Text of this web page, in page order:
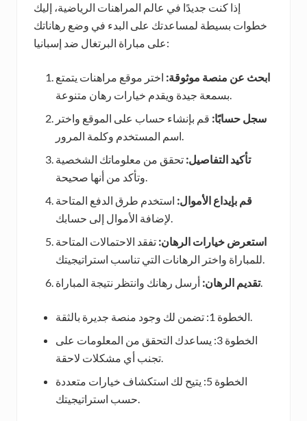
إذا كنت جديدًا في عالم المراهنات الرياضية، إليك
خطوات بسيطة لمساعدتك على البدء في وضع رهاناتك
على مباراة البرتغال ضد إسبانيا:
ابحث عن منصة موثوقة: اختر موقع مراهنات يتمتع
بسمعة جيدة ويقدم خيارات رهان متنوعة.
سجل حسابًا: قم بإنشاء حساب على الموقع واختر
اسم المستخدم وكلمة المرور.
تأكيد التفاصيل: تحقق من معلوماتك الشخصية
وتأكد من أنها صحيحة.
قم بإيداع الأموال: استخدم طرق الدفع المتاحة
لإضافة الأموال إلى حسابك.
استعرض خيارات الرهان: تفقد الاحتمالات المتاحة
للمباراة واختر الرهانات التي تناسب استراتيجيتك.
تقديم الرهان:أرسل رهانك وانتظر نتيجة المباراة.
الخطوة 1: تضمن لك وجود منصة جديرة بالثقة.
الخطوة 3: يساعدك التحقق من المعلومات على
تجنب أي مشكلات لاحقة.
الخطوة 5: يتيح لك استكشاف خيارات متعددة
حسب استراتيجيتك.